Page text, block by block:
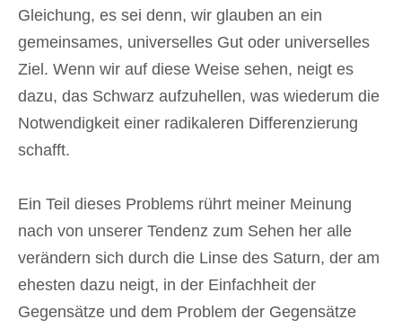
Gleichung, es sei denn, wir glauben an ein
gemeinsames, universelles Gut oder universelles
Ziel. Wenn wir auf diese Weise sehen, neigt es
dazu, das Schwarz aufzuhellen, was wiederum die
Notwendigkeit einer radikaleren Differenzierung
schafft.
Ein Teil dieses Problems rührt meiner Meinung
nach von unserer Tendenz zum Sehen her alle
verändern sich durch die Linse des Saturn, der am
ehesten dazu neigt, in der Einfachheit der
Gegensätze und dem Problem der Gegensätze